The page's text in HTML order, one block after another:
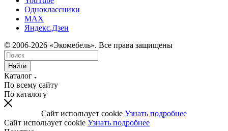
Одноклассники
MAX
Яндекс.Дзен
© 2006-2026 «Экомебель». Все права защищены
Найти
Каталог
По всему сайту
По каталогу
Сайт использует cookie Узнать подробнее
Сайт использует cookie Узнать подробнее